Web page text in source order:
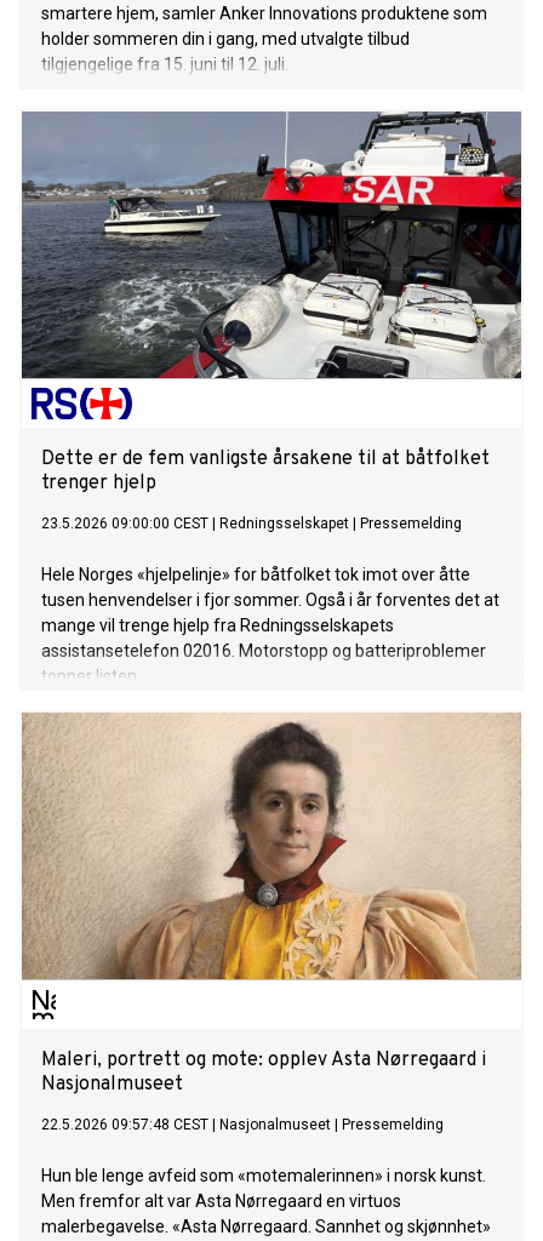
smartere hjem, samler Anker Innovations produktene som
holder sommeren din i gang, med utvalgte tilbud
tilgjengelige fra 15. juni til 12. juli.
Dette er de fem vanligste årsakene til at båtfolket
trenger hjelp
23.5.2026 09:00:00 CEST Redningsselskapet Pressemelding
Hele Norges «hjelpelinje» for båtfolket tok imot over åtte
tusen henvendelser i fjor sommer. Også i år forventes det at
mange vil trenge hjelp fra Redningsselskapets
assistansetelefon 02016. Motorstopp og batteriproblemer
topper listen.
Maleri, portrett og mote: opplev Asta Nørregaard i
Nasjonalmuseet
22.5.2026 09:57:48 CEST Nasjonalmuseet Pressemelding
Hun ble lenge avfeid som «motemalerinnen» i norsk kunst.
Men fremfor alt var Asta Nørregaard en virtuos
malerbegavelse. «Asta Nørregaard. Sannhet og skjønnhet»